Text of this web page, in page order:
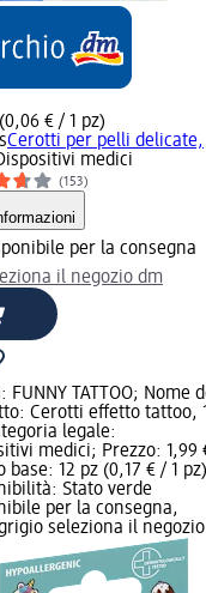
€ / 1 pz)
Cerotti per pelli delicate,
medici
(153)
per la consegna
il negozio dm
FUNNY TATTOO; Nome
Cerotti effetto tattoo,
legale:
medici; Prezzo: 1,99
base: 12 pz (0,17 € / 1
Stato verde
per la consegna,
seleziona il negozio